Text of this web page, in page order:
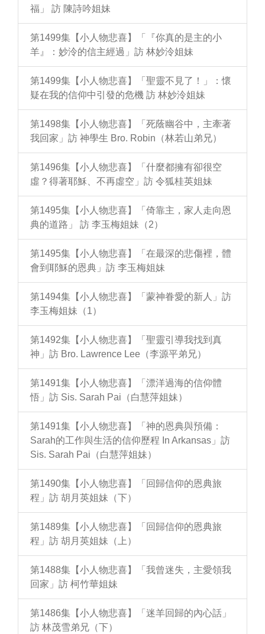
福」 訪 陳詩吟姐妹
第1499集【小人物悲喜】「『你真的是主的小
羊』：妙泠的信主經過」訪 林妙泠姐妹
第1499集【小人物悲喜】「聖靈不見了！」：懷
疑在我的信仰中引發的危機 訪 林妙泠姐妹
第1498集【小人物悲喜】「死蔭幽谷中，主牽著
我回家」訪 神學生 Bro. Robin（林若山弟兄）
第1496集【小人物悲喜】「什麼都擁有卻很空
虛？得著耶穌、不再虛空」訪 令狐桂英姐妹
第1495集【小人物悲喜】「倚靠主，家人走向恩
典的道路」 訪 李玉梅姐妹（2）
第1495集【小人物悲喜】「在最深的悲傷裡，體
會到耶穌的恩典」訪 李玉梅姐妹
第1494集【小人物悲喜】「蒙神眷愛的新人」訪
李玉梅姐妹（1）
第1492集【小人物悲喜】「聖靈引導我找到真
神」訪 Bro. Lawrence Lee（李源平弟兄）
第1491集【小人物悲喜】「漂洋過海的信仰體
悟」訪 Sis. Sarah Pai（白慧萍姐妹）
第1491集【小人物悲喜】「神的恩典與預備：
Sarah的工作與生活的信仰歷程 In Arkansas」訪
Sis. Sarah Pai（白慧萍姐妹）
第1490集【小人物悲喜】「回歸信仰的恩典旅
程」訪 胡月英姐妹（下）
第1489集【小人物悲喜】「回歸信仰的恩典旅
程」訪 胡月英姐妹（上）
第1488集【小人物悲喜】「我曾迷失，主愛領我
回家」訪 柯竹華姐妹
第1486集【小人物悲喜】「迷羊回歸的內心話」
訪 林茂雪弟兄（下）